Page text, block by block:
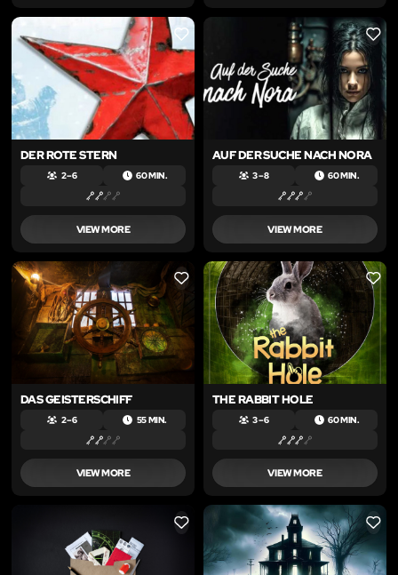
LIKE
DER ROTE STERN
2 – 6 60 MIN.
VIEW MORE
LIKE
AUF DER SUCHE NACH NORA
3 – 8 60 MIN.
VIEW MORE
LIKE
DAS GEISTERSCHIFF
2 – 6 55 MIN.
VIEW MORE
LIKE
THE RABBIT HOLE
3 – 6 60 MIN.
VIEW MORE
LIKE LIKE